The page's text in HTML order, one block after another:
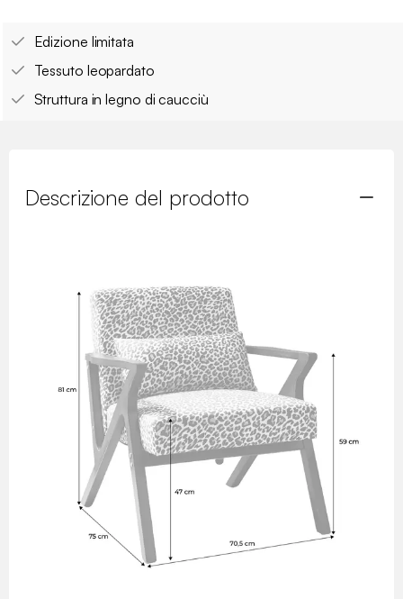
Edizione limitata
Tessuto leopardato
Struttura in legno di caucciù
Descrizione del prodotto